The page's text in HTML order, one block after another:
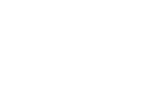
網上接訴即辦